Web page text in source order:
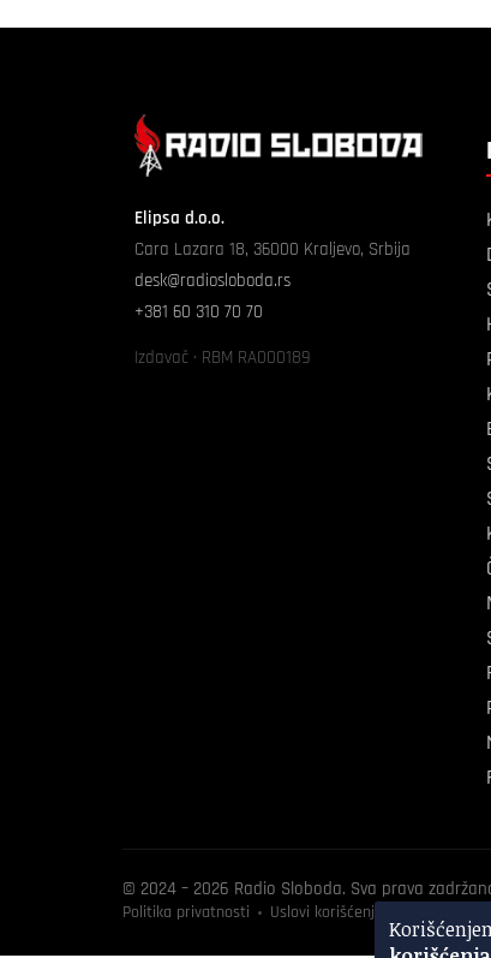
Elipsa d.o.o.
Cara Lazara 18, 36000 Kraljevo, Srbija
desk@radiosloboda.rs
+381 60 310 70 70
Izdavač · RBM RA000189
© 2024 – 2026 Radio Sloboda. Sva prava
Politika privatnosti Uslovi korišćenja